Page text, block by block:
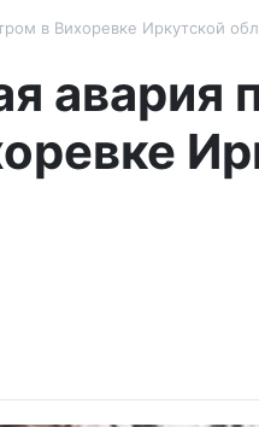
в Вихоревке Иркутской
авария